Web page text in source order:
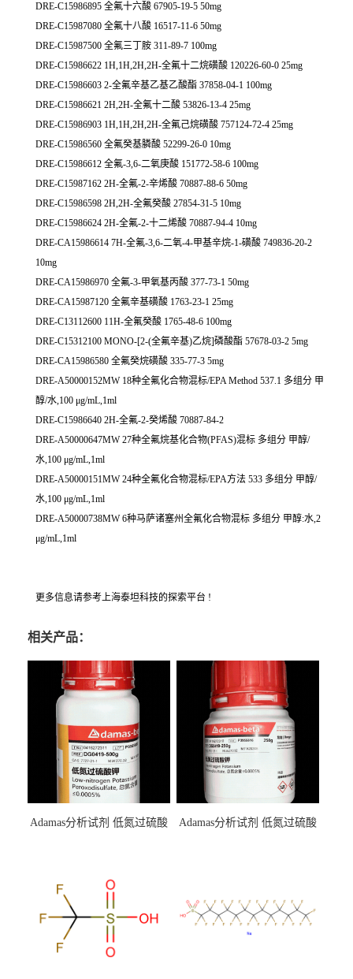
DRE-C15986895 全氟十六酸 67905-19-5 50mg
DRE-C15987080 全氟十八酸 16517-11-6 50mg
DRE-C15987500 全氟三丁胺 311-89-7 100mg
DRE-C15986622 1H,1H,2H,2H-全氟十二烷磺酸 120226-60-0 25mg
DRE-C15986603 2-全氟辛基乙基乙酸酯 37858-04-1 100mg
DRE-C15986621 2H,2H-全氟十二酸 53826-13-4 25mg
DRE-C15986903 1H,1H,2H,2H-全氟己烷磺酸 757124-72-4 25mg
DRE-C15986560 全氟癸基膦酸 52299-26-0 10mg
DRE-C15986612 全氟-3,6-二氧庚酸 151772-58-6 100mg
DRE-C15987162 2H-全氟-2-辛烯酸 70887-88-6 50mg
DRE-C15986598 2H,2H-全氟癸酸 27854-31-5 10mg
DRE-C15986624 2H-全氟-2-十二烯酸 70887-94-4 10mg
DRE-CA15986614 7H-全氟-3,6-二氧-4-甲基辛烷-1-磺酸 749836-20-2
10mg
DRE-CA15986970 全氟-3-甲氧基丙酸 377-73-1 50mg
DRE-CA15987120 全氟辛基磺酸 1763-23-1 25mg
DRE-C13112600 11H-全氟癸酸 1765-48-6 100mg
DRE-C15312100 MONO-[2-(全氟辛基)乙烷]磷酸酯 57678-03-2 5mg
DRE-CA15986580 全氟癸烷磺酸 335-77-3 5mg
DRE-A50000152MW 18种全氟化合物混标/EPA Method 537.1 多组分 甲
醇/水,100 μg/mL,1ml
DRE-C15986640 2H-全氟-2-癸烯酸 70887-84-2
DRE-A50000647MW 27种全氟烷基化合物(PFAS)混标 多组分 甲醇/
水,100 μg/mL,1ml
DRE-A50000151MW 24种全氟化合物混标/EPA方法 533 多组分 甲醇/
水,100 μg/mL,1ml
DRE-A50000738MW 6种马萨诸塞州全氟化合物混标 多组分 甲醇:水,2
μg/mL,1ml
更多信息请参考上海泰坦科技的探索平台 !
相关产品：
Adamas分析试剂 低氮过硫酸
（泰坦现货供应）
Adamas分析试剂 低氮过硫酸